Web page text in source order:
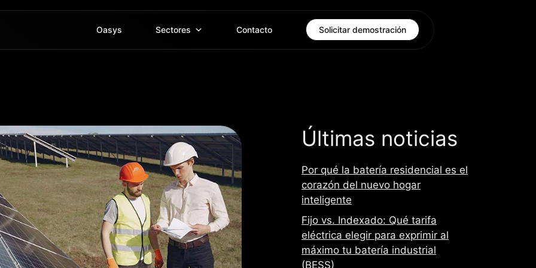
Oasys Sectores Contacto Solicitar demostración
Últimas noticias
Por qué la batería residencial es el
corazón del nuevo hogar
inteligente
Fijo vs. Indexado: Qué tarifa
eléctrica elegir para exprimir al
máximo tu batería industrial
(BESS)